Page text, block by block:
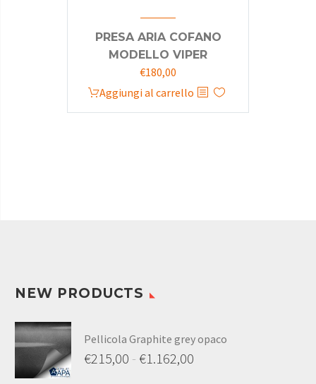
PRESA ARIA COFANO
MODELLO VIPER
€180,00
Aggiungi al carrello
NEW PRODUCTS
Pellicola Graphite grey opaco
€215,00 - €1.162,00